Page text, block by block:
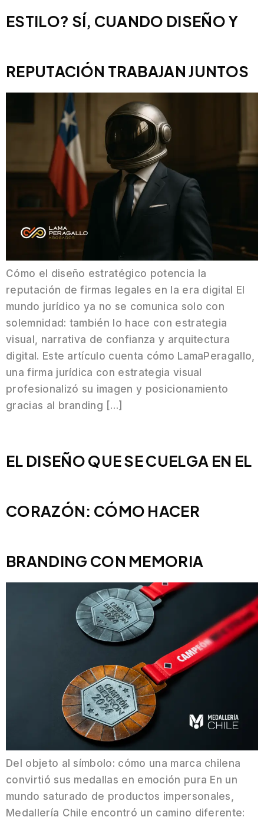
ESTILO? SÍ, CUANDO DISEÑO Y
REPUTACIÓN TRABAJAN JUNTOS
Cómo el diseño estratégico potencia la
reputación de firmas legales en la era digital El
mundo jurídico ya no se comunica solo con
solemnidad: también lo hace con estrategia
visual, narrativa de confianza y arquitectura
digital. Este artículo cuenta cómo LamaPeragallo,
una firma jurídica con estrategia visual
profesionalizó su imagen y posicionamiento
gracias al branding […]
EL DISEÑO QUE SE CUELGA EN EL
CORAZÓN: CÓMO HACER
BRANDING CON MEMORIA
Del objeto al símbolo: cómo una marca chilena
convirtió sus medallas en emoción pura En un
mundo saturado de productos impersonales,
Medallería Chile encontró un camino diferente: